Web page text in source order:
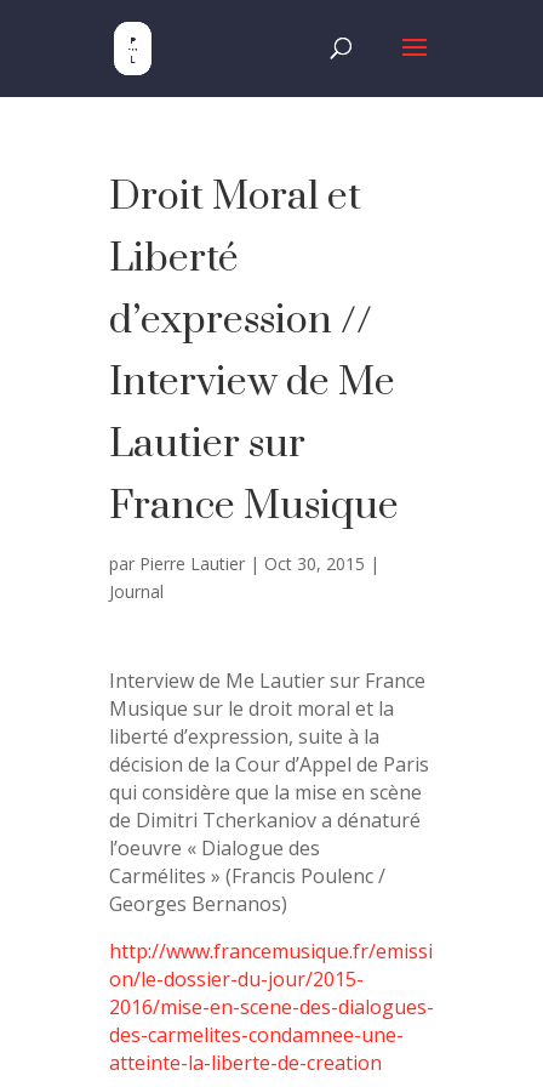
Droit Moral et
Liberté
d’expression //
Interview de Me
Lautier sur
France Musique
par Pierre Lautier| Oct 30, 2015 |
Journal
Interview de Me Lautier sur France
Musique sur le droit moral et la
liberté d’expression, suite à la
décision de la Cour d’Appel de Paris
qui considère que la mise en scène
de Dimitri Tcherkaniov a dénaturé
l’oeuvre « Dialogue des
Carmélites » (Francis Poulenc /
Georges Bernanos)
http://www.francemusique.fr/emissi
on/le-dossier-du-jour/2015-
2016/mise-en-scene-des-dialogues-
des-carmelites-condamnee-une-
atteinte-la-liberte-de-creation